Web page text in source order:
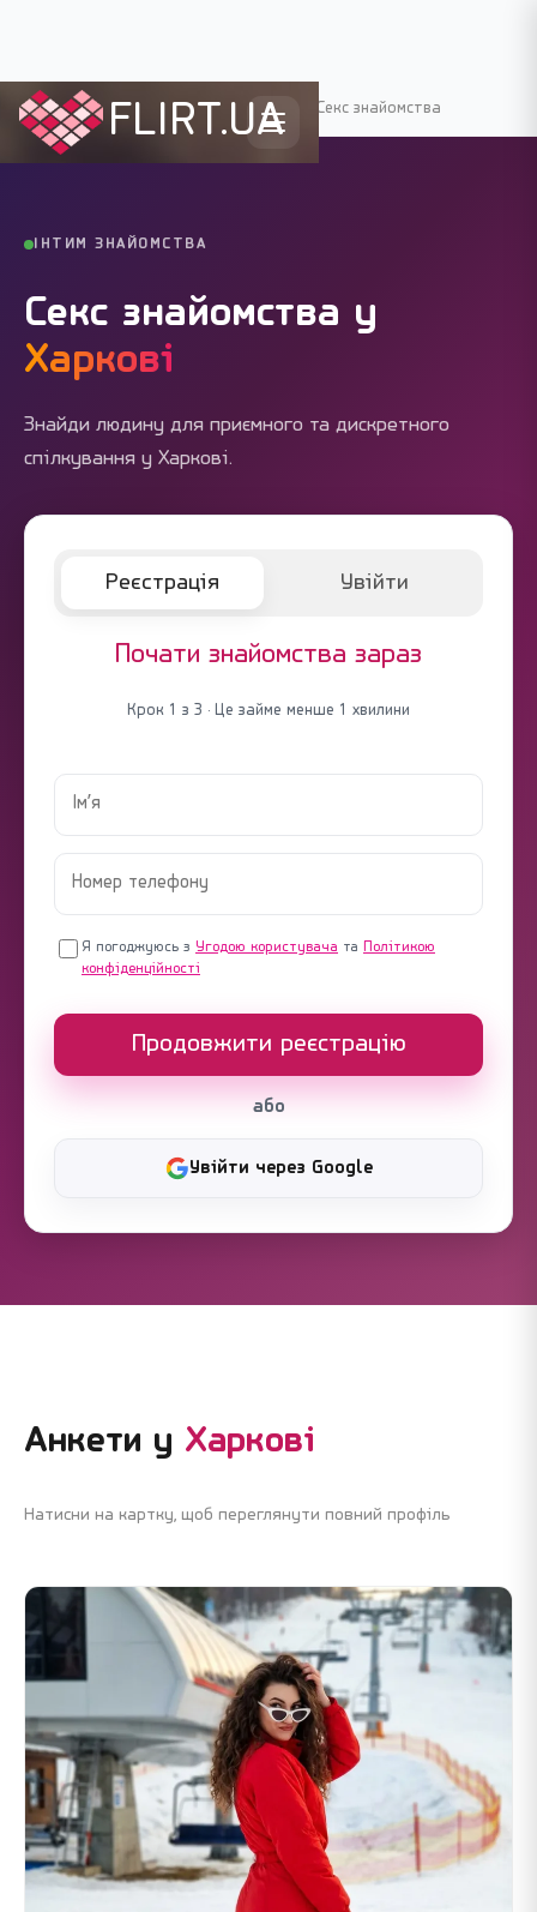
FLIRT.UA
Flirt.ua › Міста України Харків Секс знайомства
ІНТИМ ЗНАЙОМСТВА
Секс знайомства у
Харкові
Знайди людину для приємного та дискретного
спілкування у Харкові.
Реєстрація Увійти
Почати знайомства зараз
Крок 1 з 3 · Це займе менше 1 хвилини
Я погоджуюсь з Угодою користувача та Політикою
конфіденційності
Продовжити реєстрацію
або
Увійти через Google
Анкети у Харкові
Натисни на картку, щоб переглянути повний профіль